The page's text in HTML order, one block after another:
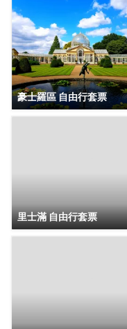
室，可用來舉辦活動
調客房提供智能電視；
免費無線網絡，方便您
的娛樂需求。配備淋
品和吹風機。便利設施
保險箱和書桌。
豪士羅區 自由行套票
里士滿 自由行套票